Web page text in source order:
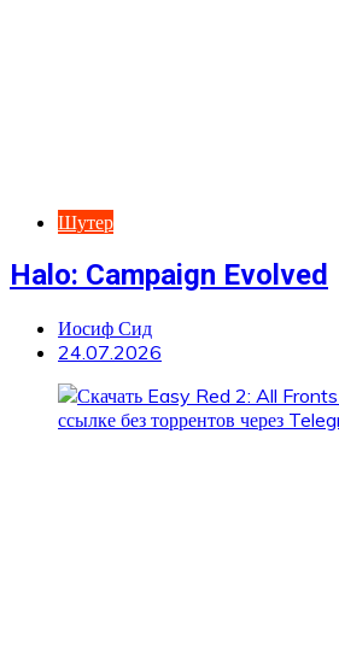
Шутер
Halo: Campaign Evolved
Иосиф Сид
24.07.2026